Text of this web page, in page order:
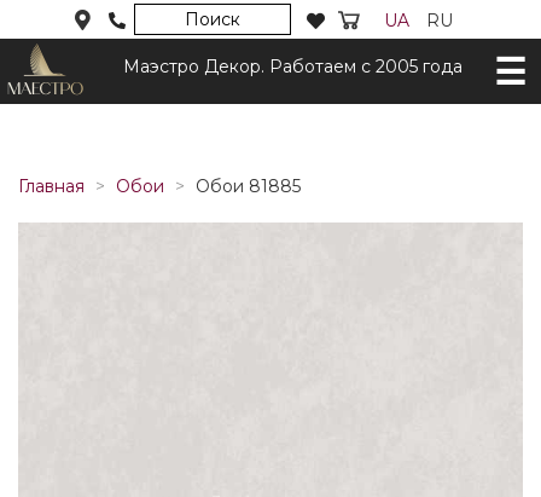
Поиск UA RU
Маэстро Декор. Работаем с 2005 года
Главная Обои Обои 81885